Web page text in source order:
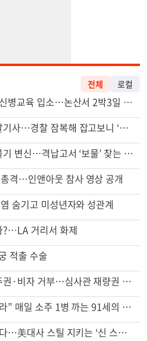
전체 로컬
천하람, 현역 의원 최초 신병교육 입소…논산서 2박3일 생활
신호위반 후 달아난 배달기사…경찰 잠복해 잡고보니 ‘반전’
74m짜리 보잉777, 화물기 변신…격납고서 ‘보물’ 찾는 인천공항
격…인앤아웃 참사 영상 공개
숨기고 미성년자와 성관계
?…LA 거리서 화제
적출 수술
서류 하나만 빠져도 영주권·비자 거부…심사관 재량권 대폭 확대
“술에 이것 한방울 넣어라” 매일 소주 1병 까는 91세의 철칙
넷플 ‘외교관’ 현실판 떴다…美대사 스틸 지키는 ‘신 스틸러’